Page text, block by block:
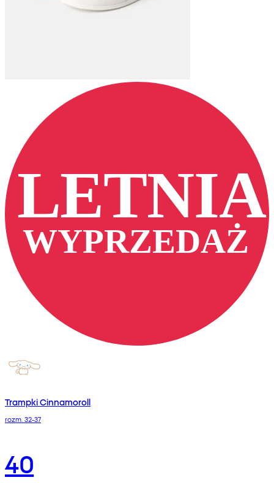
Trampki Cinnamoroll
rozm. 32-37
40